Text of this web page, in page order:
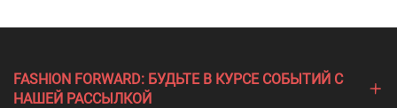
FASHION FORWARD: БУДЬТЕ В КУРСЕ СОБЫТИЙ С
НАШЕЙ РАССЫЛКОЙ